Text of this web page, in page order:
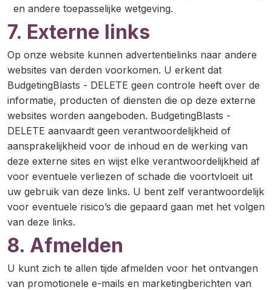
en andere toepasselijke wetgeving.
7. Externe links
Op onze website kunnen advertentielinks naar andere
websites van derden voorkomen. U erkent dat
BudgetingBlasts - DELETE geen controle heeft over de
informatie, producten of diensten die op deze externe
websites worden aangeboden. BudgetingBlasts -
DELETE aanvaardt geen verantwoordelijkheid of
aansprakelijkheid voor de inhoud en de werking van
deze externe sites en wijst elke verantwoordelijkheid af
voor eventuele verliezen of schade die voortvloeit uit
uw gebruik van deze links. U bent zelf verantwoordelijk
voor eventuele risico’s die gepaard gaan met het volgen
van deze links.
8. Afmelden
U kunt zich te allen tijde afmelden voor het ontvangen
van promotionele e-mails en marketingberichten van